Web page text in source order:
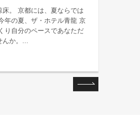
。 京都には、夏ならでは
年の夏、ザ・ホテル青龍 京
り自分のペースであなただ
か。...